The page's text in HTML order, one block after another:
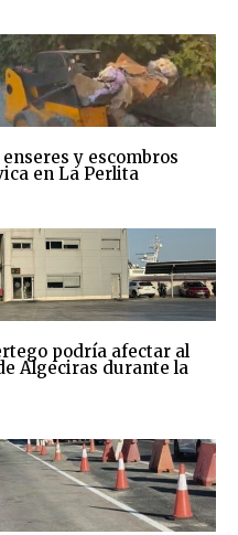
y escombros
en La Perlita
podría afectar al
Algeciras durante la